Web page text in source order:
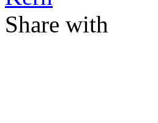
Share with